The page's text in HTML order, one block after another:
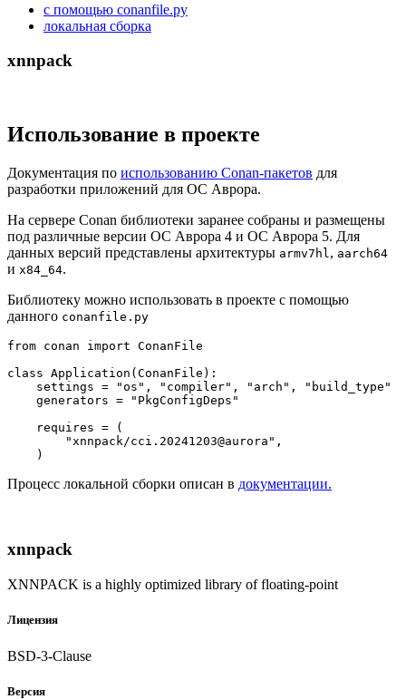
с помощью conanfile.py
локальная сборка
xnnpack
Использование в проекте
Документация по использованию Conan-пакетов для
разработки приложений для ОС Аврора.
На сервере Conan библиотеки заранее собраны и размещены
под различные версии ОС Аврора 4 и ОC Аврора 5. Для
данных версий представлены архитектуры armv7hl , aarch64
и x84_64.
Библиотеку можно использовать в проекте с помощью
данного conanfile.py
from conan import ConanFile
class Application ( ConanFile ):
    settings =
"os" , "compiler" , "arch" ,
"build_type"
    generators =
"PkgConfigDeps"
    requires = (
"xnnpack/cci.20241203@aurora" ,
Процесс локальной сборки описан в документации.
xnnpack
XNNPACK is a highly optimized library of floating-point
Лицензия
BSD-3-Clause
Версия